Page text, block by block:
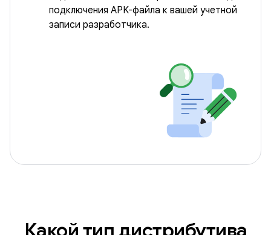
подключения APK-файла к вашей учетной
записи разработчика.
Какой тип дистрибутива